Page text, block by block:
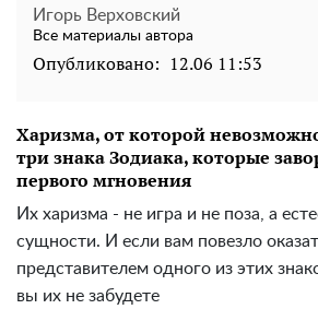
Игорь Верховский
Все материалы автора
Опубликовано: 12.06 11:53
Харизма, от которой
три знака Зодиака, которые
первого мгновения
Их харизма - не игра и не поза, а
сущности. И если вам повезло
представителем одного из этих
вы их не забудете